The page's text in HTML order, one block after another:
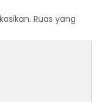
Ruas yang